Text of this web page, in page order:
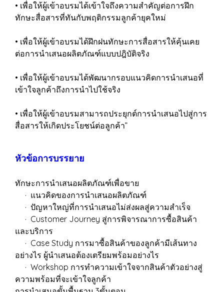
• เพื่อให้ผู้เข้าอบรมได้เข้าใจถึงความสำคัญต่อการฝึก
ทักษะสื่อสารที่ทันกับพฤติกรรมลูกค้ายุคใหม่
• เพื่อให้ผู้เข้าอบรมได้ฝึกฝนทักษะการสื่อสารให้คุ้นเคย
ต่อการนำเสนอผลิตภัณฑ์แบบปฎิบัติจริง
• เพื่อให้ผู้เข้าอบรมได้พัฒนากรอบแนวคิดการนำเสนอที่
เข้าใจลูกค้าถึงการนำไปใช้จริง
• เพื่อให้ผู้เข้าอบรมสามารถประยุกต์การนำเสนอไปสู่การ
สื่อสารให้เกิดประโยชน์ต่อลูกค้า”
หัวข้อการบรรยาย
ทักษะการนำเสนอผลิตภัณฑ์เพื่อขาย
· แนวคิดของการนำเสนอผลิตภัณฑ์
· ปัญหาใหญ่ที่การนำเสนอไม่ส่งผลสู่ความสำเร็จ
· Customer Journey สู่การพิจารณาการซื้อสินค้า
และบริการ
· Case Study การมาซื้อสินค้าของลูกค้ามีเส้นทาง
อย่างไร ผู้นำเสนอต้องเตรียมพร้อมอย่างไร
· Workshop การทำความเข้าใจจากสินค้าตัวอย่างสู่
ความพร้อมที่จะเข้าใจลูกค้า